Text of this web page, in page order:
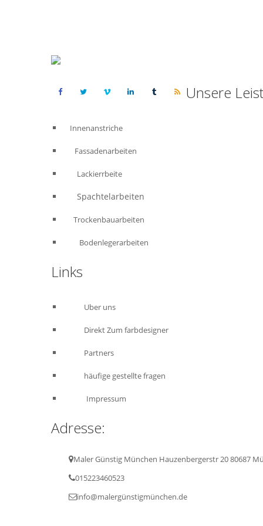
Unsere
Innenanstriche
Fassadenarbeiten
Lackierrbeite
Spachtelarbeiten
Trockenbauarbeiten
Bodenlegerarbeiten
Links
Uber uns
Direkt Zum farbdesigner
Partners
häufige gestellte fragen
Impressum
Adresse:
Maler Günstig München Hauzenbergerstr 20 80687
015223460523
info@malergünstigmünchen.de